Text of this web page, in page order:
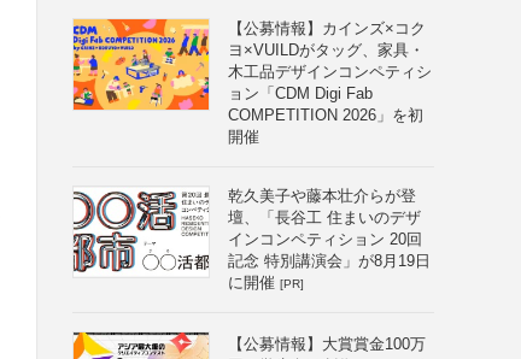
【公募情報】カインズ×コク
ヨ×VUILDがタッグ、家具・
木工品デザインコンペティシ
ョン「CDM Digi Fab
COMPETITION 2026」を初
開催
乾久美子や藤本壮介らが登
壇、「長谷工 住まいのデザ
インコンペティション 20回
記念 特別講演会」が8月19日
に開催 [PR]
【公募情報】大賞賞金100万